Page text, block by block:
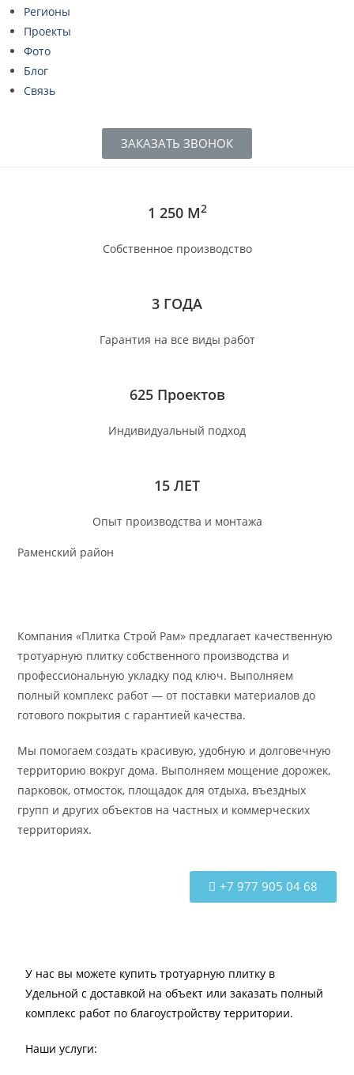
Регионы
Проекты
Фото
Блог
Связь
ЗАКАЗАТЬ ЗВОНОК
1 250 М2
Собственное производство
3 ГОДА
Гарантия на все виды работ
625 Проектов
Индивидуальный подход
15 ЛЕТ
Опыт производства и монтажа
Раменский район
Компания «Плитка Строй Рам» предлагает качественную
тротуарную плитку собственного производства и
профессиональную укладку под ключ. Выполняем
полный комплекс работ — от поставки материалов до
готового покрытия с гарантией качества.
Мы помогаем создать красивую, удобную и долговечную
территорию вокруг дома. Выполняем мощение дорожек,
парковок, отмосток, площадок для отдыха, въездных
групп и других объектов на частных и коммерческих
территориях.
+7 977 905 04 68
У нас вы можете купить тротуарную плитку в
Удельной с доставкой на объект или заказать полный
комплекс работ по благоустройству территории.
Наши услуги: